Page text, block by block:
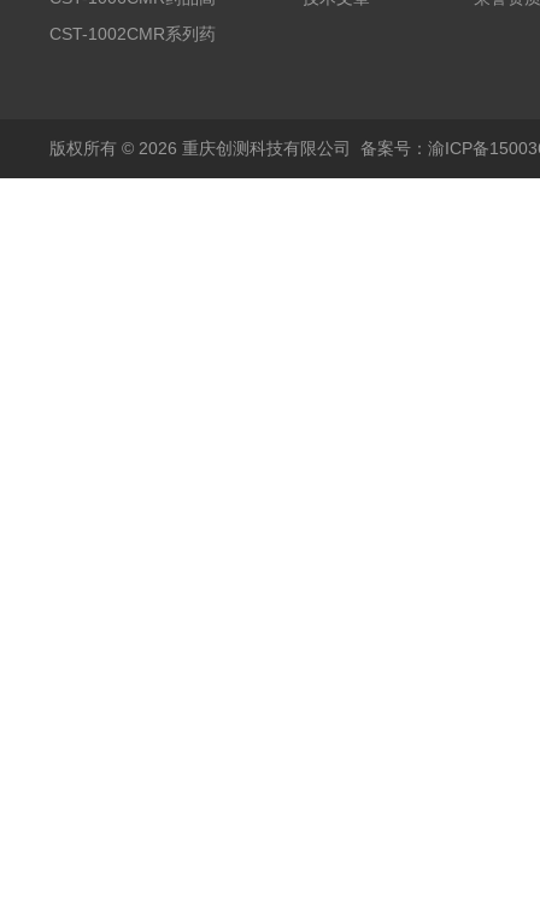
温试验箱
CST-1002CMR系列药
版权所有 © 2026 重庆创测科技有限公司 备案号：渝ICP备